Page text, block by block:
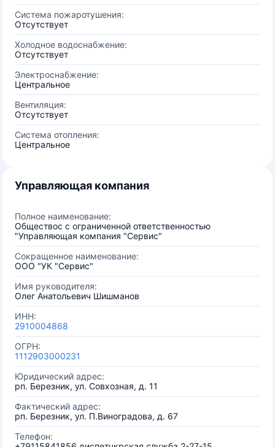
Система пожаротушения:
Отсутствует
Холодное водоснабжение:
Отсутствует
Электроснабжение:
Центральное
Вентиляция:
Отсутствует
Система отопления:
Центральное
Управляющая компания
Полное наименование:
Обществос с ограниченной ответственностью
"Управляющая компания "Сервис"
Сокращенное наименование:
ООО "УК "Сервис"
Имя руководителя:
Олег Анатольевич Шишманов
ИНН:
2910004868
ОГРН:
1112903000231
Юридический адрес:
рп. Березник, ул. Совхозная, д. 11
Фактический адрес:
рп. Березник, ул. П.Виноградова, д. 67
Телефон: